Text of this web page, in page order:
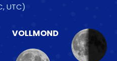
UTC)
VOLLMOND